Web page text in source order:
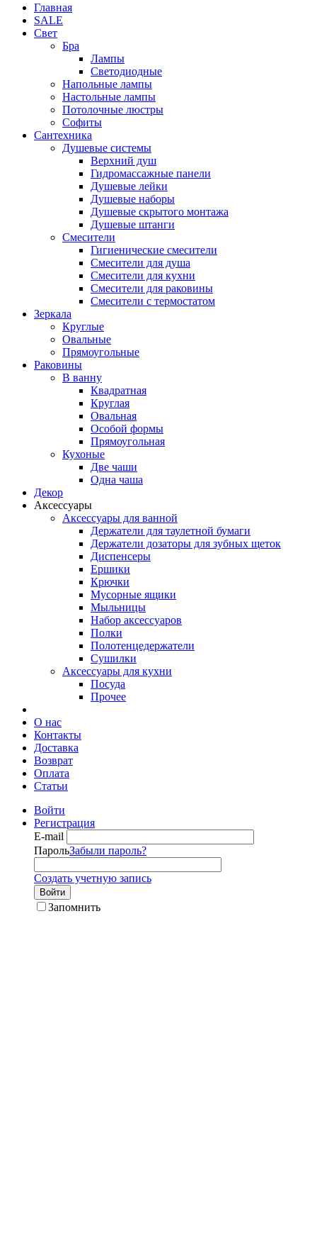
Главная
SALE
Свет
Бра
Лампы
Светодиодные
Напольные лампы
Настольные лампы
Потолочные люстры
Софиты
Сантехника
Душевые системы
Верхний душ
Гидромассажные панели
Душевые лейки
Душевые наборы
Душевые скрытого монтажа
Душевые штанги
Смесители
Гигиенические смесители
Смесители для душа
Смесители для кухни
Смесители для раковины
Смесители с термостатом
Зеркала
Круглые
Овальные
Прямоугольные
Раковины
В ванну
Квадратная
Круглая
Овальная
Особой формы
Прямоугольная
Кухоные
Две чаши
Одна чаша
Декор
Аксессуары
Аксессуары для ванной
Держатели для таулетной бумаги
Держатели дозаторы для зубных щеток
Диспенсеры
Ершики
Крючки
Мусорные ящики
Мыльницы
Набор аксессуаров
Полки
Полотенцедержатели
Сушилки
Аксессуары для кухни
Посуда
Прочее
О нас
Контакты
Доставка
Возврат
Оплата
Статьи
Войти
Регистрация
E-mail
ПарольЗабыли пароль?
Создать учетную запись
Войти
Запомнить